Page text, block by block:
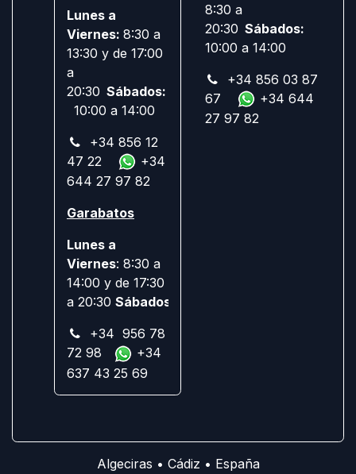
Lunes a
Viernes: 8:30 a
13:30 y de 17:00
a
20:30 Sábados:
10:00 a 14:00
+34 856 12
47 22
+34
644 27 97 82
Garabatos
Lunes a
Viernes: 8:30 a
14:00 y de 17:30
a 20:30 Sábados:
+34 956 78
72 98
+34
637 43 25 69
8:30 a
20:30 Sábados:
10:00 a 14:00
+34 856 03 87
67
+34 644
27 97 82
Algeciras • Cádiz • España